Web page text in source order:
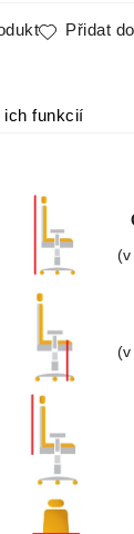
Přidat
ich funkcií